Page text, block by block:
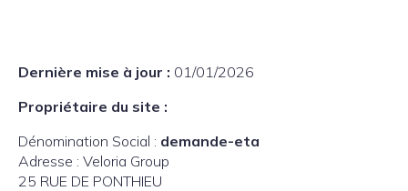
Dernière mise à jour : 01/01/2026
Propriétaire du site :
Dénomination Social : demande-eta
Adresse : Veloria Group
25 RUE DE PONTHIEU